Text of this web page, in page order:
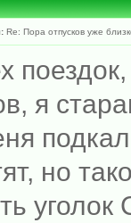
Re: Пора отпусков уже
я
но